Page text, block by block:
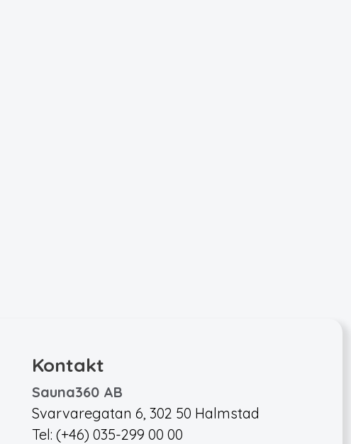
Kontakt
Sauna360 AB
Svarvaregatan 6, 302 50 Halmstad
Tel: (+46) 035-299 00 00